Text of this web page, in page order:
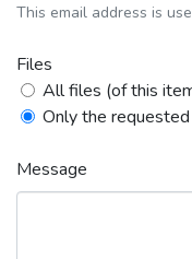
This email address is
Files
All files (of this
Only the
Message